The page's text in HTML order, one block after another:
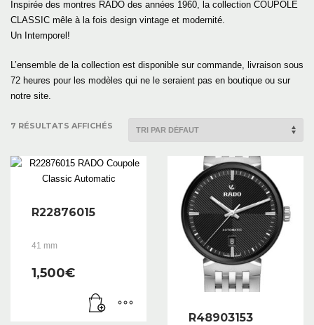
Inspirée des montres RADO des années 1960, la collection COUPOLE
CLASSIC mêle à la fois design vintage et modernité.
Un Intemporel!
L’ensemble de la collection est disponible sur commande, livraison sous
72 heures pour les modèles qui ne le seraient pas en boutique ou sur
notre site.
7 RÉSULTATS AFFICHÉS
R22876015
41 mm
1,500€
R48903153